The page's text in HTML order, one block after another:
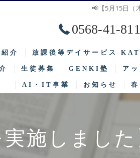
📢【5月15日（
0568-41-
介 放課後等デイサービス
2025年度 保護者等からの評価
2026年 支援プログラム
2024年度 保護者等からの評価集
生徒募集
特待生入試
GENKI塾
子供と笑顔つなぐ場
自然体験
ア
AI・IT事業 お知らせ
施しました